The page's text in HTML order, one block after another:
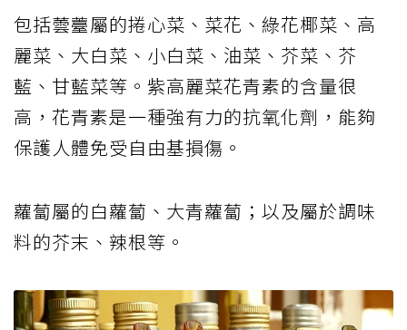
包括蕓薹屬的捲心菜、菜花、綠花椰菜、高
麗菜、大白菜、小白菜、油菜、芥菜、芥
藍、甘藍菜等。紫高麗菜花青素的含量很
高，花青素是一種強有力的抗氧化劑，能夠
保護人體免受自由基損傷。
蘿蔔屬的白蘿蔔、大青蘿蔔；以及屬於調味
料的芥末、辣根等。